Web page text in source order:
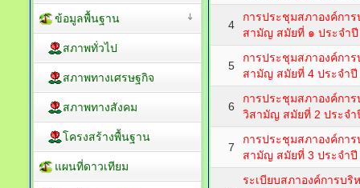
4
การประชุมสภาองค์กา
สามัญ สมัยที่ ๑ ประจำ
5
การประชุมสภาองค์กา
สามัญ สมัยที่ 4 ประจำ
6
การประชุมสภาองค์กา
วิสามัญ สมัยที่ 2 ประจ
7
การประชุมสภาองค์กา
สามัญ สมัยที่ 3 ประจำ
ระเบียบสภาองค์การบ
ข้อมูลพื้นฐาน
สภาพทั่วไป
สภาพทางเศรษฐกิจ
สภาพทางสังคม
โครงสร้างพื้นฐาน
แผนที่ดาวเทียม